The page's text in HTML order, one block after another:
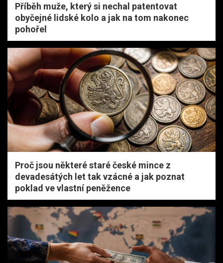
Příběh muže, který si nechal patentovat
obyčejné lidské kolo a jak na tom nakonec
pohořel
Proč jsou některé staré české mince z
devadesátých let tak vzácné a jak poznat
poklad ve vlastní peněžence